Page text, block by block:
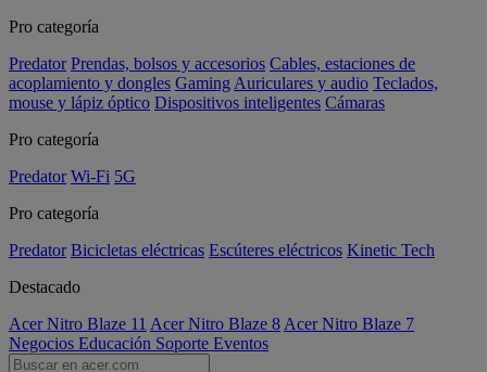
Pro categoría
Predator Prendas, bolsos y accesorios Cables, estaciones de
acoplamiento y dongles Gaming Auriculares y audio Teclados,
mouse y lápiz óptico Dispositivos inteligentes Cámaras
Pro categoría
Predator Wi-Fi 5G
Pro categoría
Predator Bicicletas eléctricas Escúteres eléctricos Kinetic Tech
Destacado
Acer Nitro Blaze 11 Acer Nitro Blaze 8 Acer Nitro Blaze 7
Negocios Educación Soporte Eventos